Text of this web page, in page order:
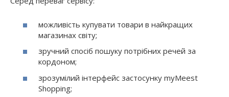
можливість купувати товари в найкращих
магазинах світу;
зручний спосіб пошуку потрібних речей за
кордоном;
зрозумілий інтерфейс застосунку myMeest
Shopping;